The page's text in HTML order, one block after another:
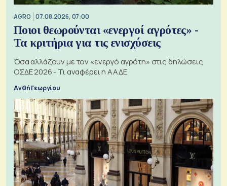
AGRO 07.08.2026, 07:00
Ποιοι θεωρούνται «ενεργοί αγρότες» -
Τα κριτήρια για τις ενισχύσεις
Όσα αλλάζουν με τον «ενεργό αγρότη» στις δηλώσεις
ΟΣΔΕ 2026 - Τι αναφέρει η ΑΑΔΕ
Ανθή Γεωργίου